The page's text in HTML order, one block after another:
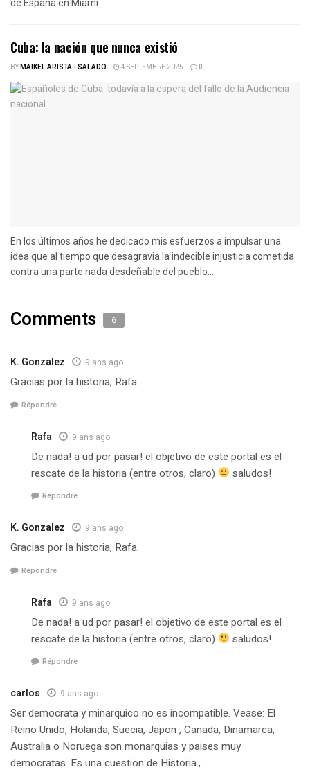
de España en Miami.
Cuba: la nación que nunca existió
BYMAIKEL ARISTA - SALADO 4 SEPTEMBRE 2025 0
En los últimos años he dedicado mis esfuerzos a impulsar una
idea que al tiempo que desagravia la indecible injusticia cometida
contra una parte nada desdeñable del pueblo...
Comments 6
K. Gonzalez 9 ans ago
Gracias por la historia, Rafa.
Répondre
Rafa 9 ans ago
De nada! a ud por pasar! el objetivo de este portal es el
rescate de la historia (entre otros, claro)
saludos!
Répondre
K. Gonzalez 9 ans ago
Gracias por la historia, Rafa.
Répondre
Rafa 9 ans ago
De nada! a ud por pasar! el objetivo de este portal es el
rescate de la historia (entre otros, claro)
saludos!
Répondre
carlos 9 ans ago
Ser democrata y minarquico no es incompatible. Vease: El
Reino Unido, Holanda, Suecia, Japon , Canada, Dinamarca,
Australia o Noruega son monarquias y paises muy
democratas. Es una cuestion de Historia.,